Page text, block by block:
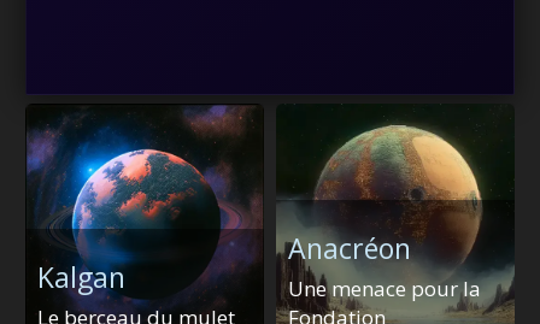
Kalgan
Le berceau du mulet
Anacréon
Une menace pour la
Fondation